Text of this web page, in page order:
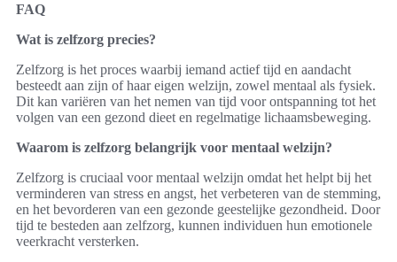
FAQ
Wat is zelfzorg precies?
Zelfzorg is het proces waarbij iemand actief tijd en aandacht
besteedt aan zijn of haar eigen welzijn, zowel mentaal als fysiek.
Dit kan variëren van het nemen van tijd voor ontspanning tot het
volgen van een gezond dieet en regelmatige lichaamsbeweging.
Waarom is zelfzorg belangrijk voor mentaal welzijn?
Zelfzorg is cruciaal voor mentaal welzijn omdat het helpt bij het
verminderen van stress en angst, het verbeteren van de stemming,
en het bevorderen van een gezonde geestelijke gezondheid. Door
tijd te besteden aan zelfzorg, kunnen individuen hun emotionele
veerkracht versterken.